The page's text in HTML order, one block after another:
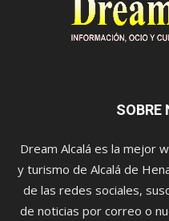
SOBRE
Dream Alcalá es la mejor
y turismo de Alcalá de
de las redes sociales,
de noticias por correo o